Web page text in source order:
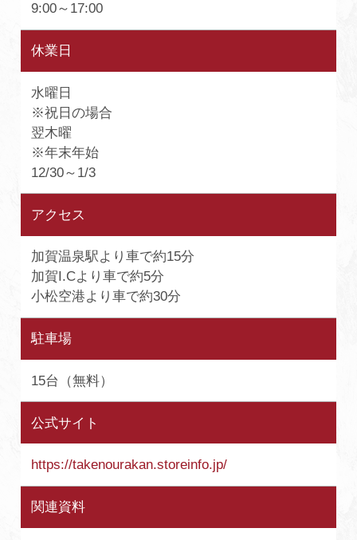
9:00～17:00
休業日
水曜日
※祝日の場合
翌木曜
※年末年始
12/30～1/3
アクセス
加賀温泉駅より車で約15分
加賀I.Cより車で約5分
小松空港より車で約30分
駐車場
15台（無料）
公式サイト
https://takenourakan.storeinfo.jp/
関連資料